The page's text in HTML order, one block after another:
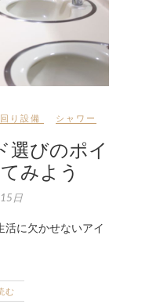
り設備 シャワー
選びのポイ
みよう
日
活に欠かせないアイ
む